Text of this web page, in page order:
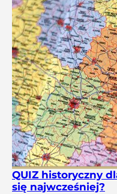
QUIZ historyczny
się najwcześniej?